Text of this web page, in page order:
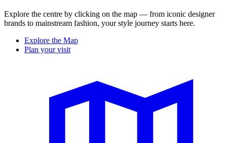
Explore the centre by clicking on the map — from iconic designer
brands to mainstream fashion, your style journey starts here.
Explore the Map
Plan your visit